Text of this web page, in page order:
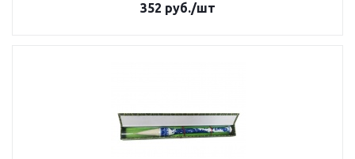
352 руб./шт